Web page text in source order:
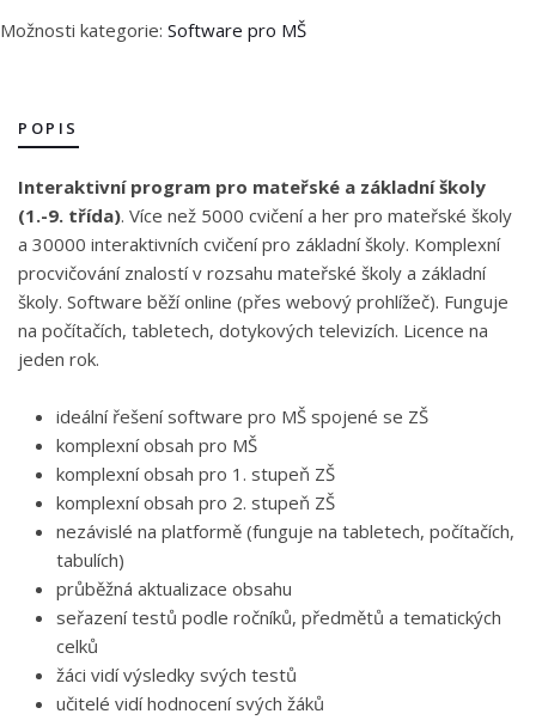
Možnosti kategorie: Software pro MŠ
POPIS
Interaktivní program pro mateřské a základní školy
(1.-9. třída). Více než 5000 cvičení a her pro mateřské školy
a 30000 interaktivních cvičení pro základní školy. Komplexní
procvičování znalostí v rozsahu mateřské školy a základní
školy. Software běží online (přes webový prohlížeč). Funguje
na počítačích, tabletech, dotykových televizích. Licence na
jeden rok.
ideální řešení software pro MŠ spojené se ZŠ
komplexní obsah pro MŠ
komplexní obsah pro 1. stupeň ZŠ
komplexní obsah pro 2. stupeň ZŠ
nezávislé na platformě (funguje na tabletech, počítačích,
tabulích)
průběžná aktualizace obsahu
seřazení testů podle ročníků, předmětů a tematických
celků
žáci vidí výsledky svých testů
učitelé vidí hodnocení svých žáků